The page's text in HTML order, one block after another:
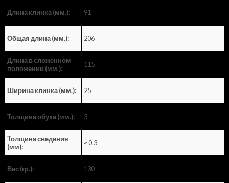
Длина клинка (мм.): 91
Общая длина (мм.): 206
Длина в сложенном
положении (мм.):
115
Ширина клинка (мм.): 25
Толщина обуха (мм.): 3
Толщина сведения
(мм):
≈ 0.3
Вес (гр.): 130